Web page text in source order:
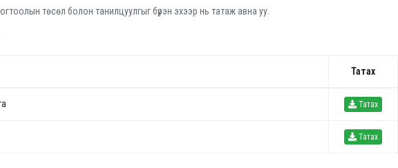
төсөл болон танилцуулгыг бүрэн эхээр нь татаж авна уу.
Татах
Татах
Татах